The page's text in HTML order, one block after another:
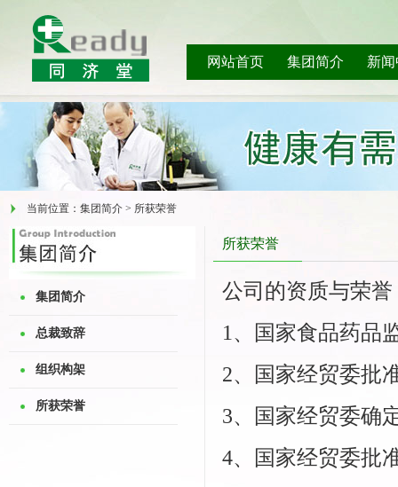
网站首页 集团简介 新
当前位置：集团简介 > 所获荣誉
集团简介
总裁致辞
组织构架
所获荣誉
所获荣誉
公司的资质与荣誉
1、国家食品药品
2、国家经贸委批
3、国家经贸委确
4、国家经贸委批